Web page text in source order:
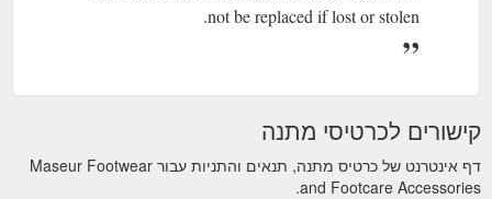
not be replaced if lost or stolen.
קישורים לכרטיסי מתנה
דף אינטרנט של כרטיס מתנה, תנאים והתניות עבור Maseur Footwear
and Footcare Accessories.